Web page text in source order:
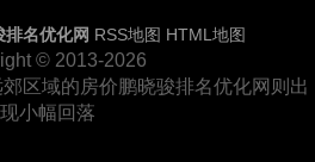
排名优化网 RSS地图 HTML地图
© 2013-2026
区域的房价鹏晓骏排名优化网则出
现小幅回落